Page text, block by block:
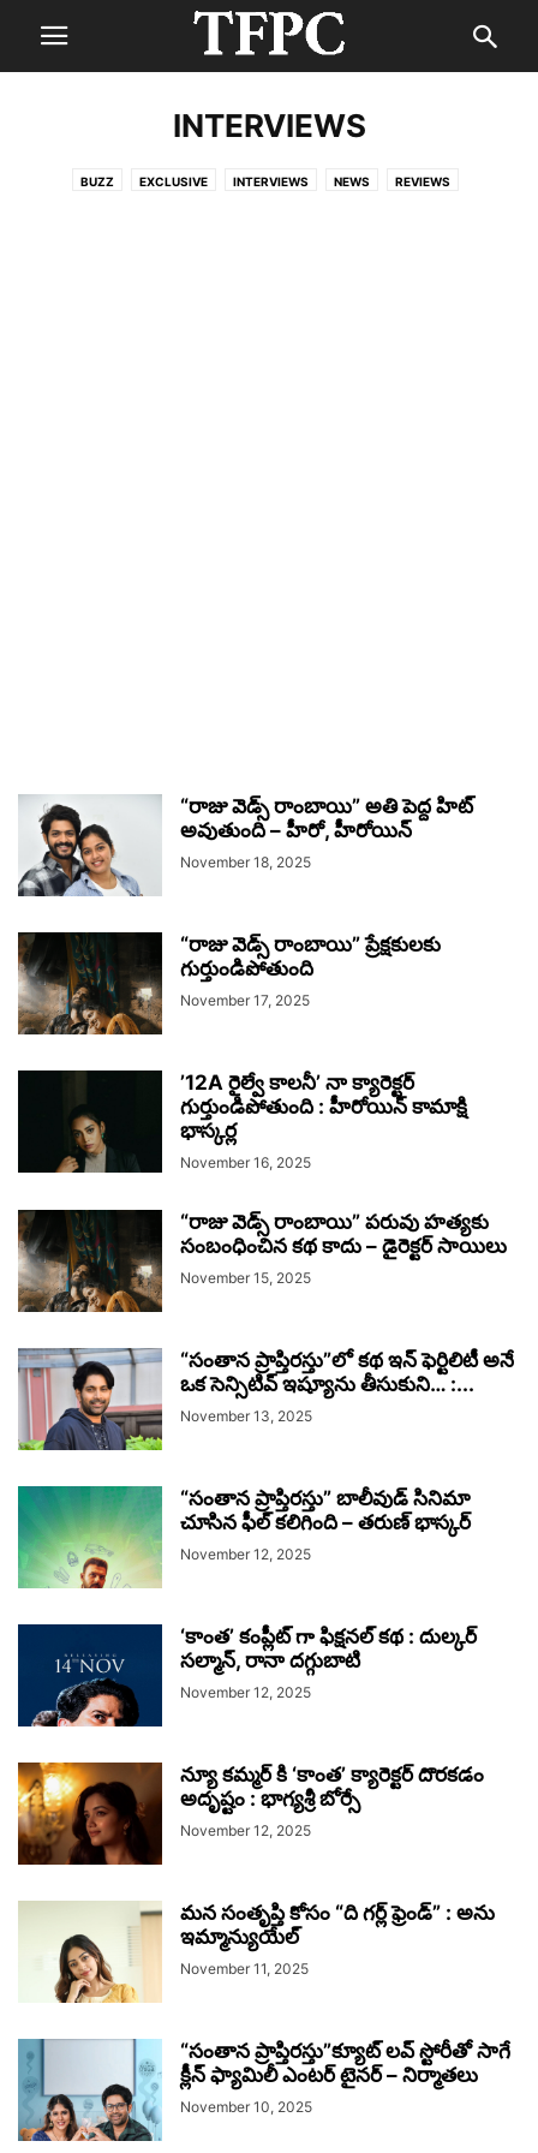
INTERVIEWS
BUZZ EXCLUSIVE INTERVIEWS NEWS REVIEWS
“రాజు వెడ్స్ రాంబాయి” అతి పెద్ద హిట్
అవుతుంది – హీరో, హీరోయిన్
November 18, 2025
“రాజు వెడ్స్ రాంబాయి” ప్రేక్షకులకు
గుర్తుండిపోతుంది
November 17, 2025
’12A రైల్వే కాలనీ’ నా క్యారెక్టర్
గుర్తుండిపోతుంది : హీరోయిన్ కామాక్షి
భాస్కర్ల
November 16, 2025
“రాజు వెడ్స్ రాంబాయి” పరువు హత్యకు
సంబంధించిన కథ కాదు – డైరెక్టర్ సాయిలు
November 15, 2025
“సంతాన ప్రాప్తిరస్తు”లో కథ ఇన్ ఫెర్టిలిటీ అనే
ఒక సెన్సిటివ్ ఇష్యూను తీసుకుని… :...
November 13, 2025
“సంతాన ప్రాప్తిరస్తు” బాలీవుడ్ సినిమా
చూసిన ఫీల్ కలిగింది – తరుణ్ భాస్కర్
November 12, 2025
‘కాంత’ కంప్లీట్ గా ఫిక్షనల్ కథ : దుల్కర్
సల్మాన్, రానా దగ్గుబాటి
November 12, 2025
న్యూ కమ్మర్ కి ‘కాంత’ క్యారెక్టర్ దొరకడం
అదృష్టం : భాగ్యశ్రీ బోర్సే
November 12, 2025
మన సంతృప్తి కోసం “ది గర్ల్ ఫ్రెండ్” : అను
ఇమ్మాన్యుయేల్
November 11, 2025
“సంతాన ప్రాప్తిరస్తు”క్యూట్ లవ్ స్టోరీతో సాగే
క్లీన్ ఫ్యామిలీ ఎంటర్ టైనర్ – నిర్మాతలు
November 10, 2025